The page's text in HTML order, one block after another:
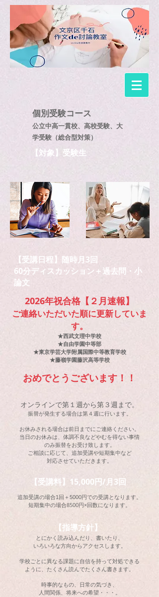
個別受験コース
公立中高一貫校、高校受験、大
学受験（総合型対策）
【対象】受験生
【受講日程】随時月3回
60分ディスカッション＋過去問・小
論文
2026年祝合格【２月速報】
ご連絡いただいた順に更新していま
す。
★西武文理中学校
​★自由学園中等部
​★東京学芸大学附属国際中等教育学校
​★藤嶺学園藤沢高等学校
​おめでとうございます！！
オンラインで第１週から第３週まで。
​振替が発生する場合は第４週に行います。
お休みされる場合は前日までにご連絡ください。
​当日のお休みは、体調不良などやむを得ない事情
のみ振替をお受け致します。
ご相談に応じて、追加受講や短期集中など
対応させていただきます。
【受講料】15,000円/月3回
追加受講の場合1回 ＋5000円​での受講となります。
短期集中の場合8500円×回数になります。
【指導方針】
とにかく読み込んだり、書いたり、
いろいろな方向からアクセスします。
学校ごとに異なる課題に自信を持って対処できる
ように、たくさん読んでたくさん書きます
時事的なもの、日常の気づき、
人間関係、将来への希望・・・。